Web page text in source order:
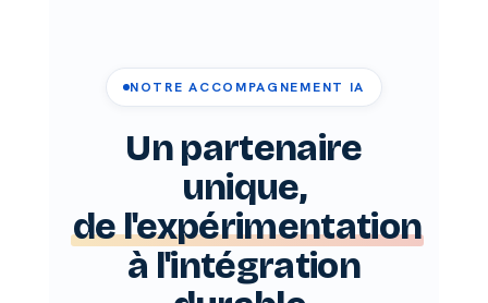
NOTRE ACCOMPAGNEMENT IA
Un partenaire
unique,
de l'expérimentation
à l'intégration